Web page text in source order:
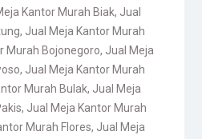
Kantor Murah Biak, Jual
, Jual Meja Kantor Murah
Murah Bojonegoro, Jual Meja
, Jual Meja Kantor Murah
Murah Bulak, Jual Meja
, Jual Meja Kantor Murah
Murah Flores, Jual Meja